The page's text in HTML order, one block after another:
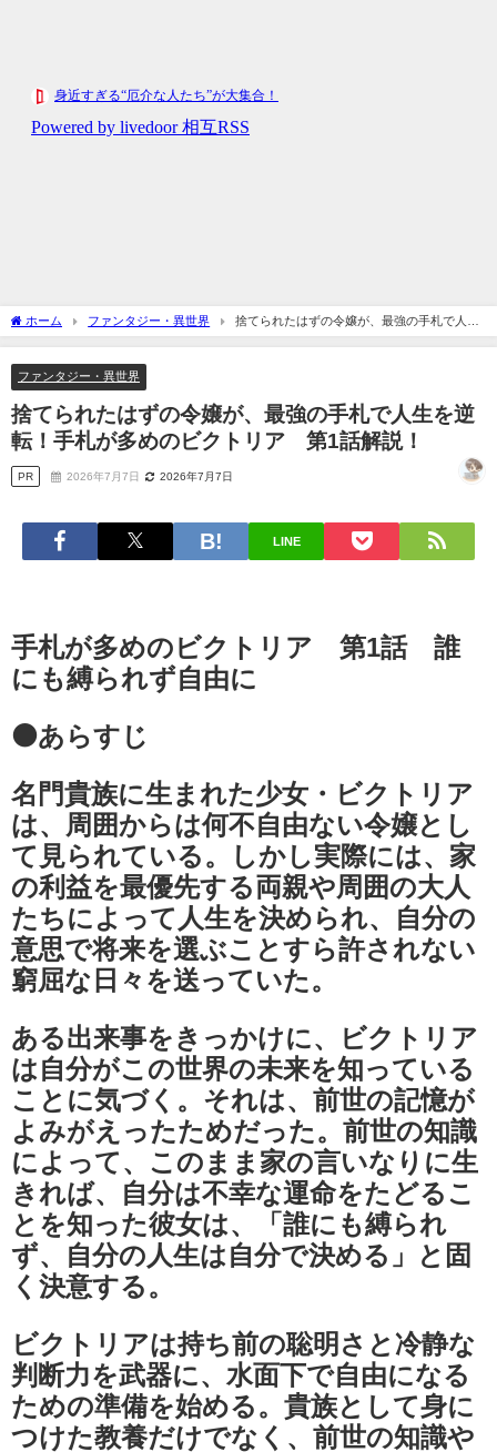
ホーム ファンタジー・異世界
捨てられたはずの令嬢が、最強の手札で人生
を逆転！手札が多めのビクトリア 第1話解説！
ファンタジー・異世界
捨てられたはずの令嬢が、最強の手札で人生を逆
転！手札が多めのビクトリア 第1話解説！
PR 2026年7月7日 2026年7月7日
LINE
手札が多めのビクトリア 第1話 誰
にも縛られず自由に
⚫あらすじ
名門貴族に生まれた少女・ビクトリア
は、周囲からは何不自由ない令嬢とし
て見られている。しかし実際には、家
の利益を最優先する両親や周囲の大人
たちによって人生を決められ、自分の
意思で将来を選ぶことすら許されない
窮屈な日々を送っていた。
ある出来事をきっかけに、ビクトリア
は自分がこの世界の未来を知っている
ことに気づく。それは、前世の記憶が
よみがえったためだった。前世の知識
によって、このまま家の言いなりに生
きれば、自分は不幸な運命をたどるこ
とを知った彼女は、「誰にも縛られ
ず、自分の人生は自分で決める」と固
く決意する。
ビクトリアは持ち前の聡明さと冷静な
判断力を武器に、水面下で自由になる
ための準備を始める。貴族として身に
つけた教養だけでなく、前世の知識や